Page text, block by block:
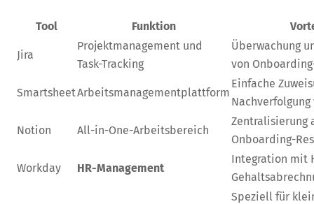
Tool Funktion
Jira
Projektmanagement und
Task-Tracking
Überwachung
von
SmartsheetArbeitsmanagementplattform
Einfache
Nachverfolgung
Notion All-in-One-Arbeitsbereich
Zentralisierung
Onboarding-
Workday HR-Management
Integration mit
Speziell für